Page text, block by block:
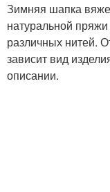
Зимняя шапка
натуральной
различных нитей.
зависит вид
описании.